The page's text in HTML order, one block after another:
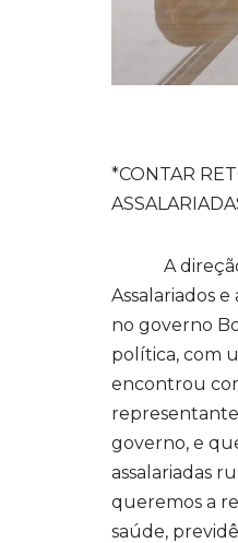
*CONTAR
A direção
Assalariados
no governo
política, com
encontrou
governo, e
assalariadas
queremos a
saúde,